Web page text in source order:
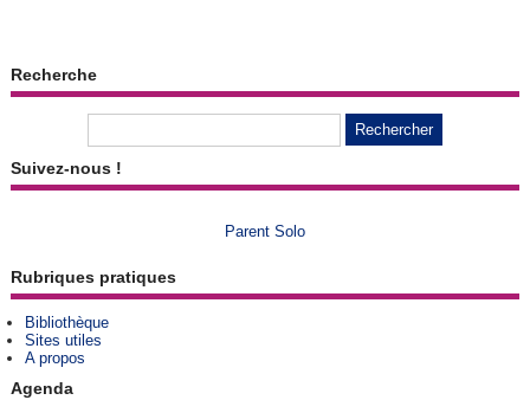
Recherche
Suivez-nous !
Parent Solo
Rubriques pratiques
Bibliothèque
Sites utiles
A propos
Agenda